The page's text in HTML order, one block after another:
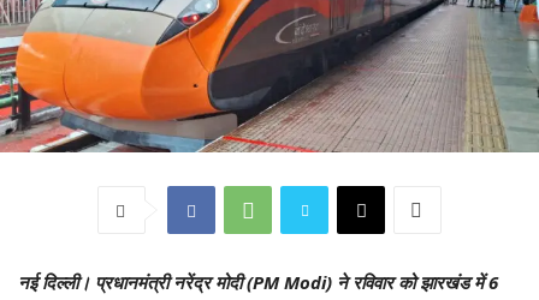
नई दिल्ली। प्रधानमंत्री नरेंद्र मोदी (PM Modi) ने रविवार को झारखंड में 6